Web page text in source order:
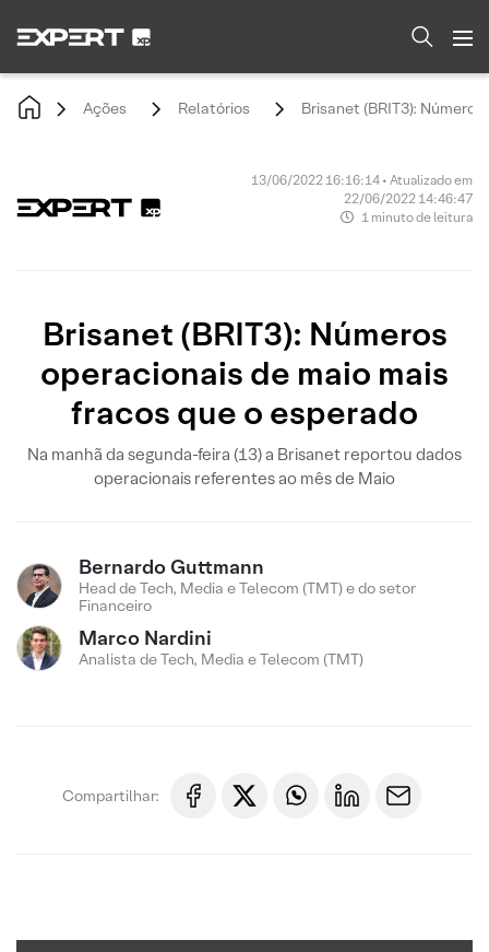
Ações Relatórios Brisanet (BRIT3):
13/06/2022 16:16:14 • Atualizado em
22/06/2022 14:46:47
1 minuto de leitura
Brisanet (BRIT3): Números
operacionais de maio mais
fracos que o esperado
Na manhã da segunda-feira (13) a Brisanet reportou dados
operacionais referentes ao mês de Maio
Bernardo Guttmann
Head de Tech, Media e Telecom (TMT) e do setor
Financeiro
Marco Nardini
Analista de Tech, Media e Telecom (TMT)
Compartilhar: